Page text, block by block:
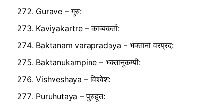
Gurave – गुरु:
Kaviyakartre – काव्यकर्ता:
Baktanam varapradaya – भक्तानां वरप्रद:
Baktanukampine – भक्तानुकम्पी:
Vishveshaya – विश्वेश:
Puruhutaya – पुरुहूत: